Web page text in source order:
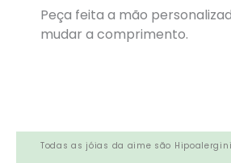
Peça feita a mão
mudar a comprimento.
Todas as jóias da aime são